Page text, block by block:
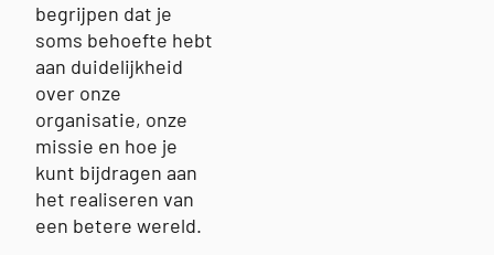
begrijpen dat je
soms behoefte hebt
aan duidelijkheid
over onze
organisatie, onze
missie en hoe je
kunt bijdragen aan
het realiseren van
een betere wereld.